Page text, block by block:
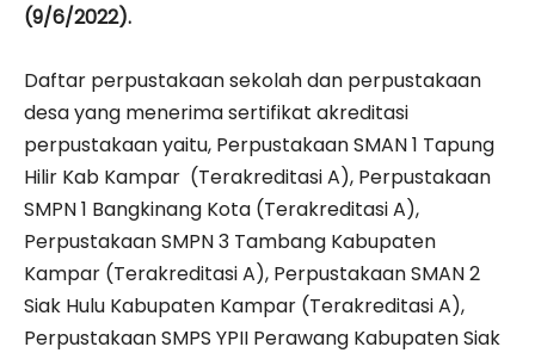
(9/6/2022).
Daftar perpustakaan sekolah dan perpustakaan
desa yang menerima sertifikat akreditasi
perpustakaan yaitu, Perpustakaan SMAN 1 Tapung
Hilir Kab Kampar (Terakreditasi A), Perpustakaan
SMPN 1 Bangkinang Kota (Terakreditasi A),
Perpustakaan SMPN 3 Tambang Kabupaten
Kampar (Terakreditasi A), Perpustakaan SMAN 2
Siak Hulu Kabupaten Kampar (Terakreditasi A),
Perpustakaan SMPS YPII Perawang Kabupaten Siak